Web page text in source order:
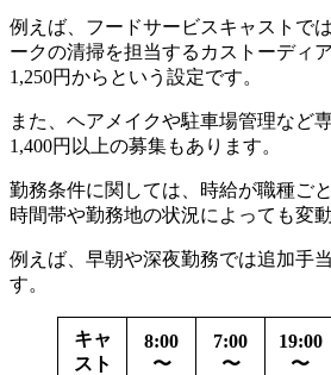
例えば、フードサービスキャストで
ークの清掃を担当するカストーディ
1,250円からという設定です。
また、ヘアメイクや駐車場管理など
1,400円以上の募集もあります。
勤務条件に関しては、時給が職種ご
時間帯や勤務地の状況によっても変動
例えば、早朝や深夜勤務では追加手
す。
キャ
スト
8:00
〜
7:00
〜
19:00
〜